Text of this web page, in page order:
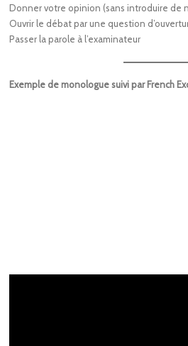
Donner votre opinion (sans introduire de
Ouvrir le débat par une question
Passer la parole à l’examinateur
Exemple de monologue suivi par French